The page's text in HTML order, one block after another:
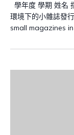
學年度 學期 姓名
環境下的小雜誌發
small magazines